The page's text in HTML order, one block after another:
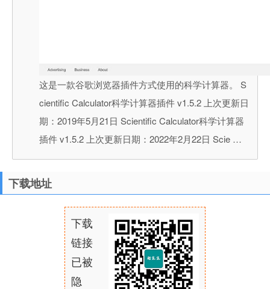
这是一款谷歌浏览器插件方式使用的科学计算器。 S
cientific Calculator科学计算器插件 v1.5.2 上次更新日
期：2019年5月21日 Scientific Calculator科学计算器
插件 v1.5.2 上次更新日期：2022年2月22日 Scie …
下载地址
下载
链接
已被
隐